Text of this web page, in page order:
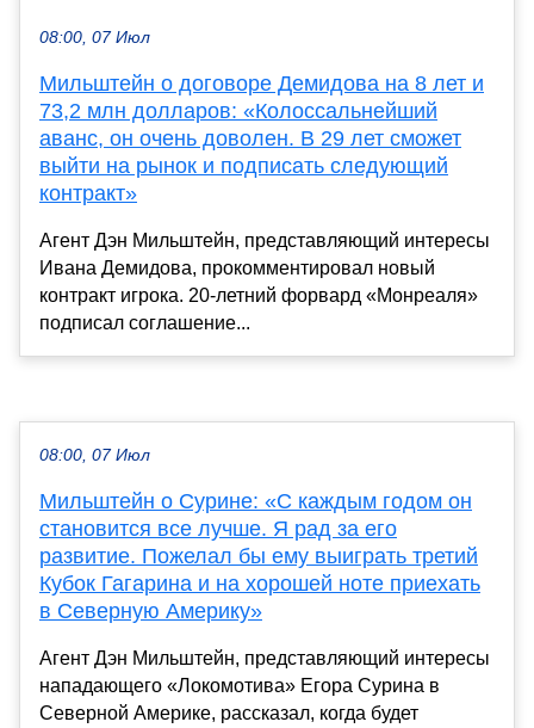
08:00, 07 Июл
Мильштейн о договоре Демидова на 8 лет и
73,2 млн долларов: «Колоссальнейший
аванс, он очень доволен. В 29 лет сможет
выйти на рынок и подписать следующий
контракт»
Агент Дэн Мильштейн, представляющий интересы
Ивана Демидова, прокомментировал новый
контракт игрока. 20-летний форвард «Монреаля»
подписал соглашение...
08:00, 07 Июл
Мильштейн о Сурине: «С каждым годом он
становится все лучше. Я рад за его
развитие. Пожелал бы ему выиграть третий
Кубок Гагарина и на хорошей ноте приехать
в Северную Америку»
Агент Дэн Мильштейн, представляющий интересы
нападающего «Локомотива» Егора Сурина в
Северной Америке, рассказал, когда будет